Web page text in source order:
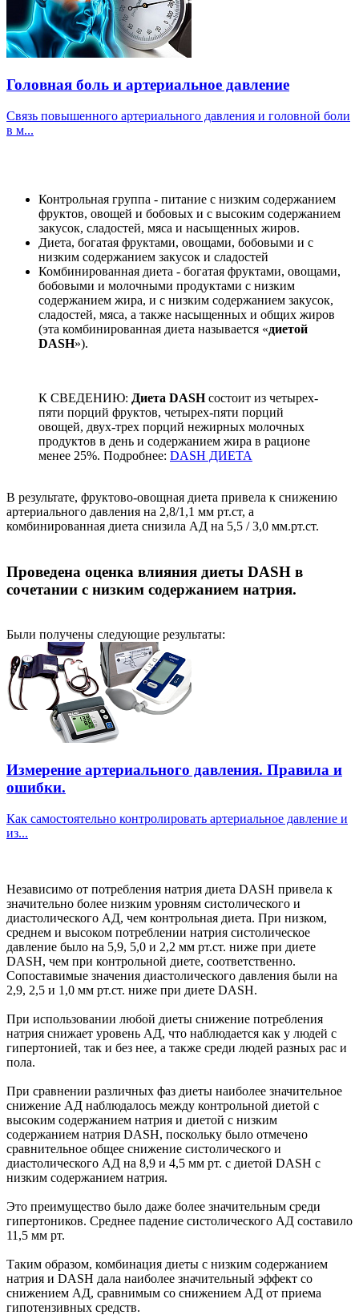
Головная боль и артериальное давление
Связь повышенного артериального давления и головной боли
в м...
Контрольная группа - питание с низким содержанием
фруктов, овощей и бобовых и с высоким содержанием
закусок, сладостей, мяса и насыщенных жиров.
Диета, богатая фруктами, овощами, бобовыми и с
низким содержанием закусок и сладостей
Комбинированная диета - богатая фруктами, овощами,
бобовыми и молочными продуктами с низким
содержанием жира, и с низким содержанием закусок,
сладостей, мяса, а также насыщенных и общих жиров
(эта комбинированная диета называется «диетой
DASH»).
К СВЕДЕНИЮ: Диета DASHсостоит из четырех-
пяти порций фруктов, четырех-пяти порций
овощей, двух-трех порций нежирных молочных
продуктов в день и содержанием жира в рационе
менее 25%. Подробнее: DASH ДИЕТА
В результате, фруктово-овощная диета привела к снижению
артериального давления на 2,8/1,1 мм рт.ст, а
комбинированная диета снизила АД на 5,5 / 3,0 мм.рт.ст.
Проведена оценка влияния диеты DASH в
сочетании с низким содержанием натрия.
Были получены следующие результаты:
Измерение артериального давления. Правила и
ошибки.
Как самостоятельно контролировать артериальное давление и
из...
Независимо от потребления натрия диета DASH привела к
значительно более низким уровням систолического и
диастолического АД, чем контрольная диета. При низком,
среднем и высоком потреблении натрия систолическое
давление было на 5,9, 5,0 и 2,2 мм рт.ст. ниже при диете
DASH, чем при контрольной диете, соответственно.
Сопоставимые значения диастолического давления были на
2,9, 2,5 и 1,0 мм рт.ст. ниже при диете DASH.
При использовании любой диеты снижение потребления
натрия снижает уровень АД, что наблюдается как у людей с
гипертонией, так и без нее, а также среди людей разных рас и
пола.
При сравнении различных фаз диеты наиболее значительное
снижение АД наблюдалось между контрольной диетой с
высоким содержанием натрия и диетой с низким
содержанием натрия DASH, поскольку было отмечено
сравнительное общее снижение систолического и
диастолического АД на 8,9 и 4,5 мм рт. с диетой DASH с
низким содержанием натрия.
Это преимущество было даже более значительным среди
гипертоников. Среднее падение систолического АД составило
11,5 мм рт.
Таким образом, комбинация диеты с низким содержанием
натрия и DASH дала наиболее значительный эффект со
снижением АД, сравнимым со снижением АД от приема
гипотензивных средств.